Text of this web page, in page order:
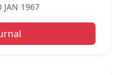
JAN 1967